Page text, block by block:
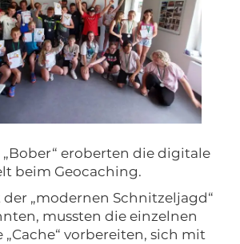
eroberten die digitale
beim Geocaching.
„modernen Schnitzeljagd“
mussten die einzelnen
„Cache“ vorbereiten, sich mit